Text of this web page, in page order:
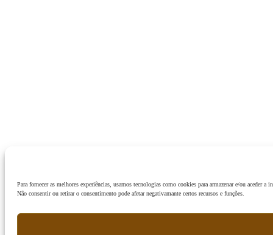
Para fornecer as melhores experiências, usamos tecnologias como cookies para armazenar e/ou
Não consentir ou retirar o consentimento pode afetar negativamante certos recursos e funções.